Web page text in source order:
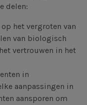
delen:
het vergroten van
van biologisch
vertrouwen in het
in
aanpassingen in
aansporen om